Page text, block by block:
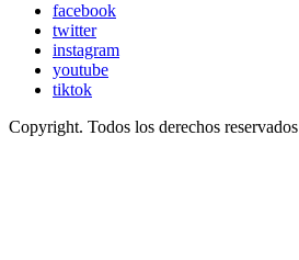
facebook
twitter
instagram
youtube
tiktok
Copyright. Todos los derechos reservados